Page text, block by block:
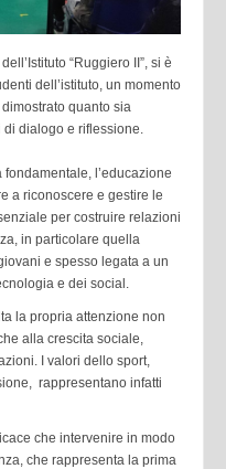
“Ruggiero II”, si è
dell’istituto, un momento
quanto sia
dialogo e riflessione.
fondamentale, l’educazione
a riconoscere e gestire le
per costruire relazioni
in particolare quella
e spesso legata a un
e dei social.
la propria attenzione non
alla crescita sociale,
I valori dello sport,
rappresentano infatti
che intervenire in modo
che rappresenta la prima